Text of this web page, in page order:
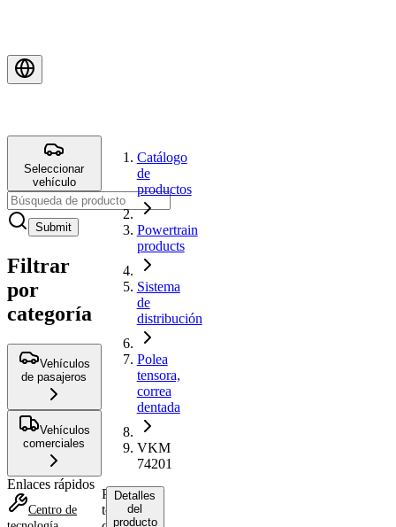
Seleccionar
vehículo
Submit
Filtrar
por
categoría
Vehículos
de pasajeros
Vehículos
comerciales
Enlaces rápidos
Centro de
Catálogo
de
productos
Powertrain
products
Sistema
de
distribución
Polea
tensora,
correa
dentada
VKM
74201
Polea
tensora,
Detalles
del
producto